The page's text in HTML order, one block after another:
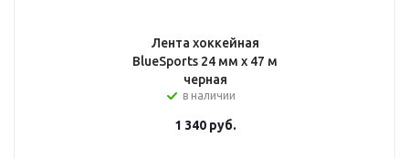
Лента хоккейная
BlueSports 24 мм x 47 м
черная
в наличии
1 340руб.